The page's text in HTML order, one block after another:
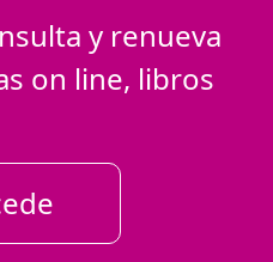
y renueva
on line, libros